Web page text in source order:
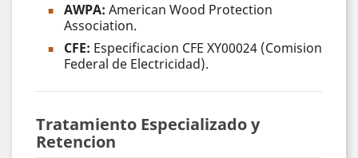
AWPA: American Wood Protection
Association.
CFE: Especificacion CFE XY00024 (Comision
Federal de Electricidad).
Tratamiento Especializado y
Retencion